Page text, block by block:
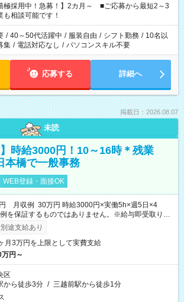
ど、ご希望を教えてくださいね。 ※Wワーク希望
覧のお仕事で希望する勤務時間と、もう1つのお仕事
。 合計で週40時間を超える場合は応募できません。
極採用中！急募！】2カ月～ ■ご応募から最短2～3
も相談可能です！
/ 40～50代活躍中 / 服装自由 / シフト勤務 / 10名以
集 / 電話対応なし / パソコンスキル不要
応募する 詳細へ
掲載日：2026.08.07
未読
】時給3000円！10～16時＊残業
橋で一般事務
WEB登録・面接OK
月収例 30万円 時給3000円×実働5h×週5日×4
を保証するものではありません。※給与即受取りサ
可（利用条件有）
途支給あり
月3万円を上限として実費支給
円～
区
から徒歩3分 / 三越前駅から徒歩1分